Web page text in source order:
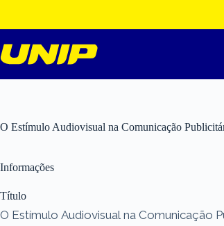
o
conteúdo
O Estímulo Audiovisual na Comunicação
Informações
Título
O Estímulo Audiovisual na Comunicação